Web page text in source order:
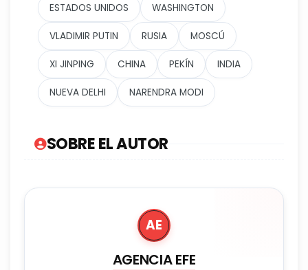
ESTADOS UNIDOS WASHINGTON
VLADIMIR PUTIN RUSIA MOSCÚ
XI JINPING CHINA PEKÍN INDIA
NUEVA DELHI NARENDRA MODI
SOBRE EL AUTOR
AE
AGENCIA EFE